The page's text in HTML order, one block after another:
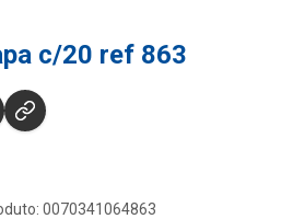
c/20 ref 863
0070341064863